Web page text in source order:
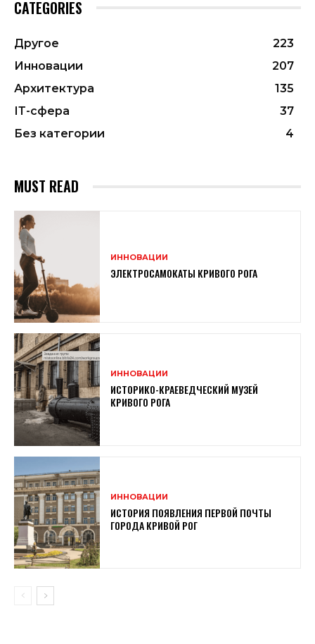
CATEGORIES
Другое
223
Инновации
207
Архитектура
135
ІТ-сфера
37
Без категории
4
MUST READ
ИННОВАЦИИ
ЭЛЕКТРОСАМОКАТЫ КРИВОГО РОГА
ИННОВАЦИИ
ИСТОРИКО-КРАЕВЕДЧЕСКИЙ МУЗЕЙ
КРИВОГО РОГА
ИННОВАЦИИ
ИСТОРИЯ ПОЯВЛЕНИЯ ПЕРВОЙ ПОЧТЫ
ГОРОДА КРИВОЙ РОГ